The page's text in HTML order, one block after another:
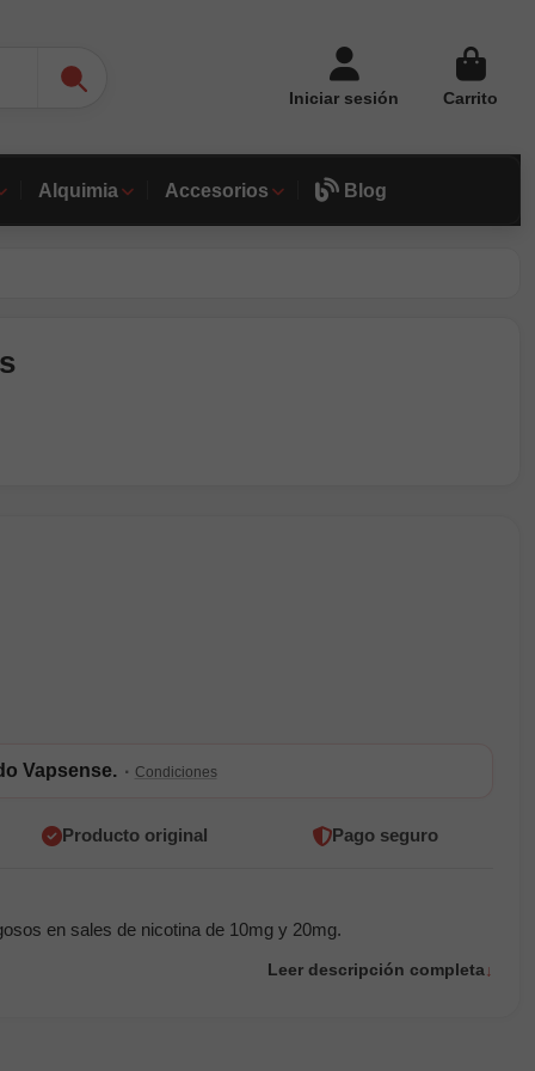
Iniciar sesión Carrito
Alquimia Accesorios Blog
Vapsense. · Condiciones
Producto original Pago seguro
en sales de nicotina de 10mg y 20mg.
Leer descripción completa